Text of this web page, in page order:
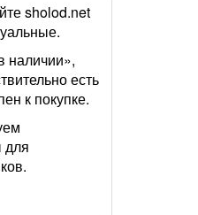
sholod.net
наличии»,
есть
к покупке.
для